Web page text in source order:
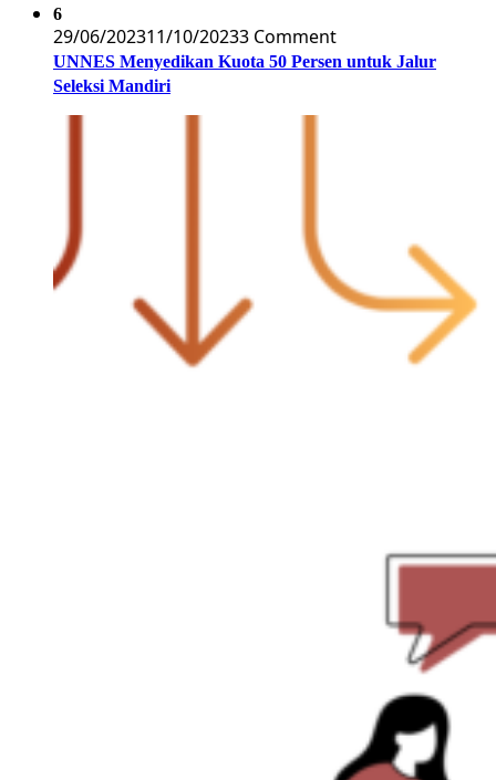
6
29/06/202311/10/20233 Comment
UNNES Menyedikan Kuota 50 Persen untuk Jalur
Seleksi Mandiri